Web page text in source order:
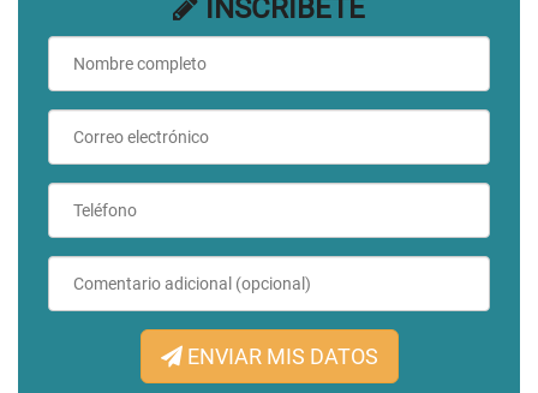
INSCRÍBETE
ENVIAR MIS DATOS